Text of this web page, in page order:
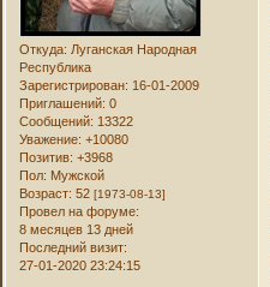
Откуда: Луганская Народная
Республика
Зарегистрирован: 16-01-2009
Приглашений: 0
Сообщений: 13322
Уважение: +10080
Позитив: +3968
Пол: Мужской
Возраст: 52[1973-08-13]
Провел на форуме:
8 месяцев 13 дней
Последний визит:
27-01-2020 23:24:15